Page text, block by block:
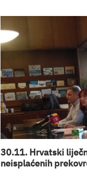
30.11. Hrvatski
neisplaćenih